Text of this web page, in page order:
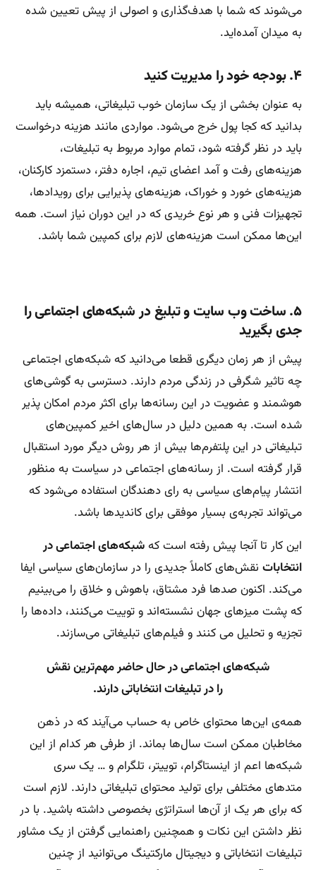
می‌شوند که شما با هدف‌گذاری و اصولی از پیش تعیین شده
به میدان آمده‌اید.
۴. بودجه خود را مدیریت کنید
به عنوان بخشی از یک سازمان خوب تبلیغاتی، همیشه باید
بدانید که کجا پول خرج می‌شود. مواردی مانند هزینه درخواست
باید در نظر گرفته شود، تمام موارد مربوط به تبلیغات،
هزینه‌های رفت و آمد اعضای تیم، اجاره دفتر، دستمزد کارکنان،
هزینه‌های خورد و خوراک، هزینه‌های پذیرایی برای رویدادها،
تجهیزات فنی و هر نوع خریدی که در این دوران نیاز است. همه
این‌ها ممکن است هزینه‌های لازم برای کمپین شما باشد.
۵. ساخت وب سایت و تبلیغ در شبکه‌های اجتماعی را
جدی بگیرید
پیش از هر زمان دیگری قطعا می‌دانید که شبکه‌های اجتماعی
چه تاثیر شگرفی در زندگی مردم دارند. دسترسی به گوشی‌های
هوشمند و عضویت در این رسانه‌ها برای اکثر مردم امکان پذیر
شده است. به همین دلیل در سال‌های اخیر کمپین‌های
تبلیغاتی در این پلتفرم‌ها بیش از هر روش دیگر مورد استقبال
قرار گرفته است. از رسانه‌های اجتماعی در سیاست به منظور
انتشار پیام‌های سیاسی به رای دهندگان استفاده می‌شود که
می‌تواند تجربه‌ی بسیار موفقی برای کاندیدها باشد.
این کار تا آنجا پیش رفته است کهشبکه‌های اجتماعی در
انتخابات نقش‌های کاملاً جدیدی را در سازمان‌های سیاسی ایفا
می‌کند. اکنون صدها فرد مشتاق، باهوش و خلاق را می‌بینیم
که پشت میزهای جهان نشسته‌اند و توییت می‌کنند، داده‌ها را
تجزیه و تحلیل می کنند و فیلم‌های تبلیغاتی می‌سازند.
شبکه‌های اجتماعی در حال حاضر مهم‌ترین نقش
را در تبلیغات انتخاباتی دارند.
همه‌ی این‌ها محتوای خاص به حساب می‌آیند که در ذهن
مخاطبان ممکن است سال‌ها بماند. از طرفی هر کدام از این
شبکه‌ها اعم از اینستاگرام، توییتر، تلگرام و … یک سری
متدهای مختلفی برای تولید محتوای تبلیغاتی دارند. لازم است
که برای هر یک از آن‌ها استراتژی بخصوصی داشته باشید. با در
نظر داشتن این نکات و همچنین راهنمایی گرفتن از یک مشاور
تبلیغات انتخاباتی و دیجیتال مارکتینگ می‌توانید از چنین